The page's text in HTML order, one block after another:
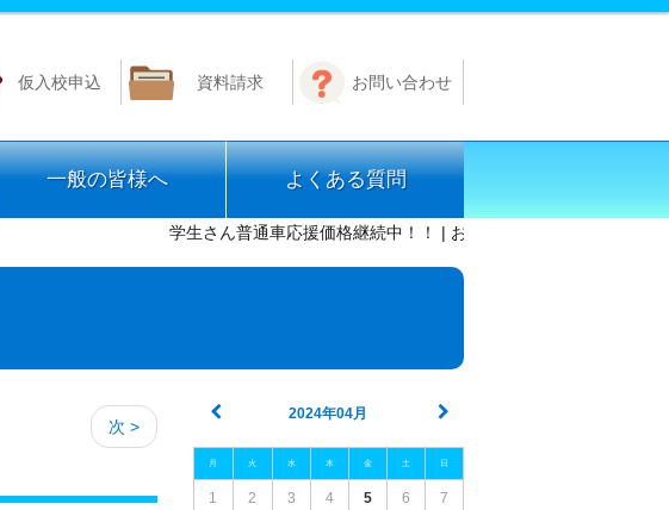
仮入校申込 資料請求 お問い合わせ
一般の皆様へ よくある質問
学生さん普通車応援価格継続中！！ | お知らせ情報 | 広島県東部・福
次 >
2024年04月
月 火 水 木 金 土 日
1 2 3 4 5 6 7